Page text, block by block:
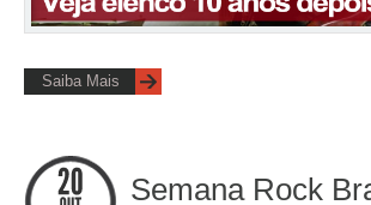
Saiba Mais
Semana Rock